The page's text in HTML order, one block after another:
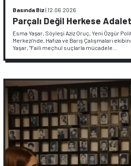
Basında Biz |12.06.2026
Parçalı Değil Herkese Adalet
Esma Yaşar, Söyleşi Aziz Oruç, Yeni Özgür
Merkezi'nde, Hafıza ve Barış Çalışmaları
Yaşar, "Faili meçhul suçlarla mücadele…